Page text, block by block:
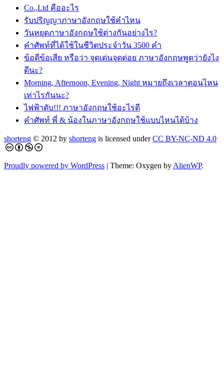
Co.,Ltd คืออะไร
รับปริญญาภาษาอังกฤษใช้คำไหน
วันหยุดภาษาอังกฤษใช้ต่างกันอย่างไร?
คำศัพท์ที่ได้ใช้ในชีวิตประจำวัน 3500 คำ
ข้อดีข้อเสีย หรือว่า จุดเด่นจุดด่อย ภาษาอังกฤษพูดว่ายังไง
ดีนะ?
Morning, Afternoon, Evening, Night หมายถึงเวลาตอนไหน
เท่าไรกันนะ?
ไฟฟ้าดับ!!! ภาษาอังกฤษใช้อะไรดี
คำศัพท์ พี่ & น้องในภาษาอังกฤษใช้แบบไหนได้บ้าง
shorteng © 2012 by shorteng is licensed underCC BY-NC-ND 4.0
Proudly powered by WordPress | Theme: Oxygen by AlienWP.